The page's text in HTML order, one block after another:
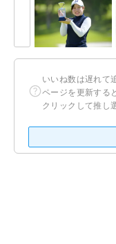
いいね数は遅れて
ページを更新する
クリックして推し